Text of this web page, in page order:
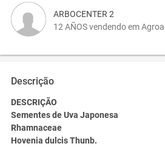
ARBOCENTER 2
12 AÑOS vendendo em
Descrição
DESCRIÇÃO
Sementes de Uva Japonesa
Rhamnaceae
Hovenia dulcisThunb.